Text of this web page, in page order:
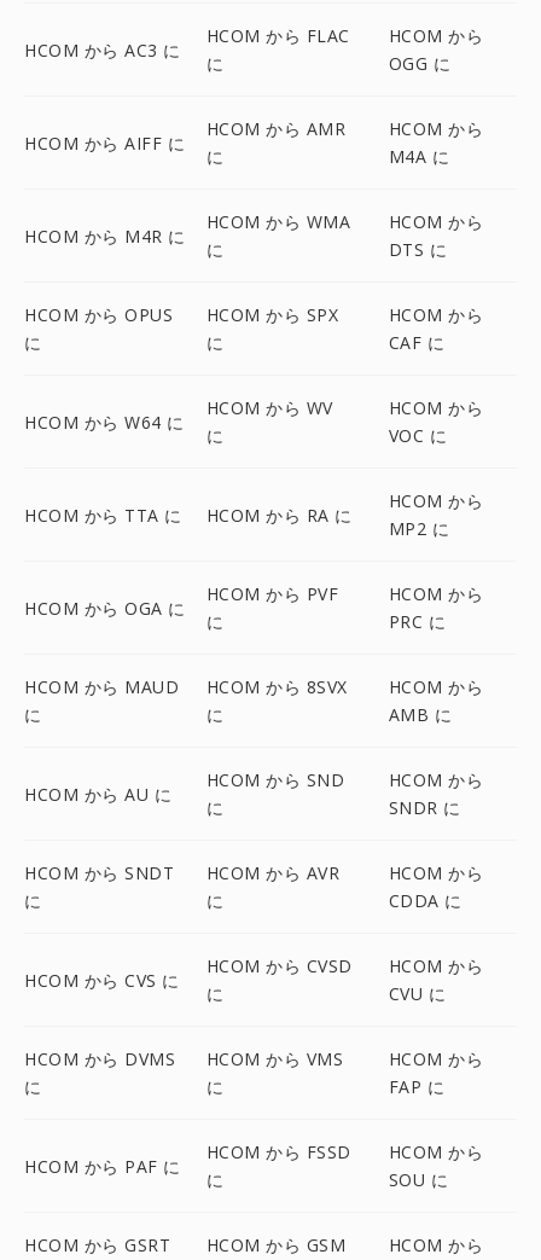
HCOM から AC3 に
HCOM から FLAC
に
HCOM から
OGG に
HCOM から AIFF に
HCOM から AMR
に
HCOM から
M4A に
HCOM から M4R に
HCOM から WMA
に
HCOM から
DTS に
HCOM から OPUS
に
HCOM から SPX
に
HCOM から
CAF に
HCOM から W64 に
HCOM から WV
に
HCOM から
VOC に
HCOM から TTA に HCOM から RA に
HCOM から
MP2 に
HCOM から OGA に
HCOM から PVF
に
HCOM から
PRC に
HCOM から MAUD
に
HCOM から 8SVX
に
HCOM から
AMB に
HCOM から AU に
HCOM から SND
に
HCOM から
SNDR に
HCOM から SNDT
に
HCOM から AVR
に
HCOM から
CDDA に
HCOM から CVS に
HCOM から CVSD
に
HCOM から
CVU に
HCOM から DVMS
に
HCOM から VMS
に
HCOM から
FAP に
HCOM から PAF に
HCOM から FSSD
に
HCOM から
SOU に
HCOM から GSRT
HCOM から GSM
HCOM から